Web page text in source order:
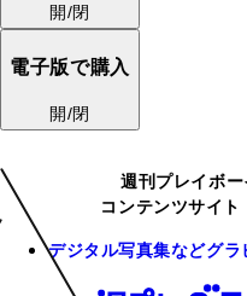
開/閉
電子版で購入
開/閉
週刊プレイボ
コンテンツサイト
デジタル写真集などグ